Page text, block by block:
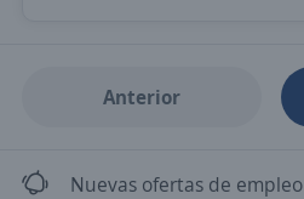
Anterior
Nuevas ofertas de empleo